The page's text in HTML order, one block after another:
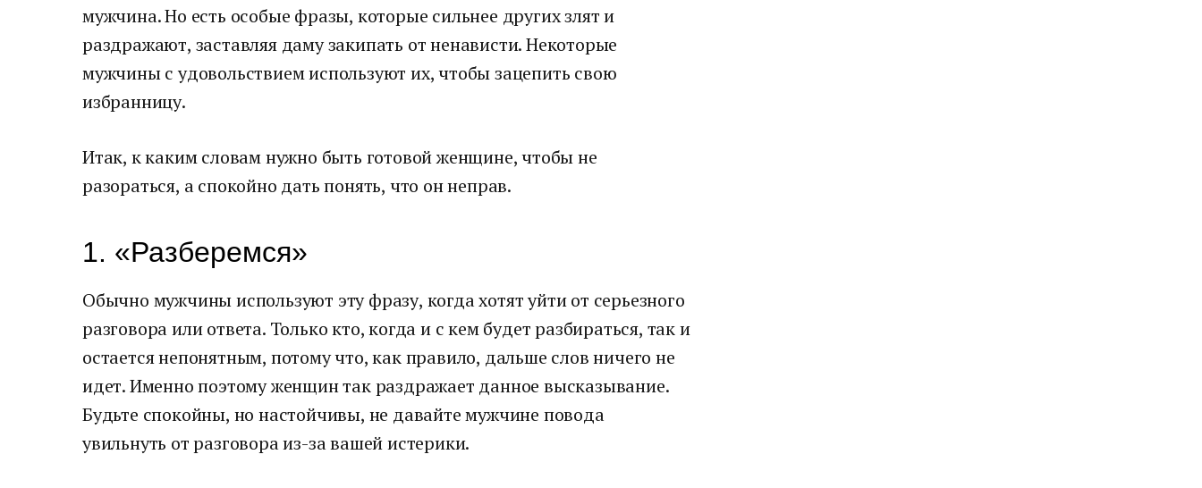
мужчина. Но есть особые фразы, которые сильнее других злят и
раздражают, заставляя даму закипать от ненависти. Некоторые
мужчины с удовольствием используют их, чтобы зацепить свою
избранницу.
Итак, к каким словам нужно быть готовой женщине, чтобы не
разораться, а спокойно дать понять, что он неправ.
1. «Разберемся»
Обычно мужчины используют эту фразу, когда хотят уйти от серьезного
разговора или ответа. Только кто, когда и с кем будет разбираться, так и
остается непонятным, потому что, как правило, дальше слов ничего не
идет. Именно поэтому женщин так раздражает данное высказывание.
Будьте спокойны, но настойчивы, не давайте мужчине повода
увильнуть от разговора из-за вашей истерики.